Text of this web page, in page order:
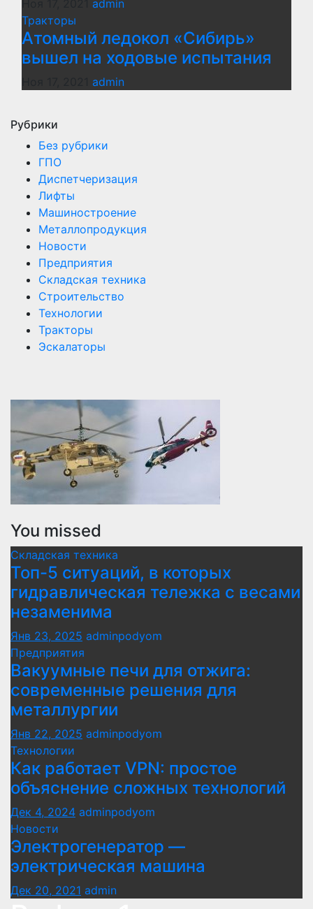
admin
Тракторы
Атомный ледокол «Сибирь»
вышел на ходовые испытания
admin
Рубрики
Без рубрики
ГПО
Диспетчеризация
Лифты
Машиностроение
Металлопродукция
Новости
Предприятия
Складская техника
Строительство
Технологии
Тракторы
Эскалаторы
You missed
Складская техника
Топ-5 ситуаций, в которых
гидравлическая тележка с весами
незаменима
Янв 23, 2025 adminpodyom
Предприятия
Вакуумные печи для отжига:
современные решения для
металлургии
Янв 22, 2025 adminpodyom
Технологии
Как работает VPN: простое
объяснение сложных технологий
Дек 4, 2024 adminpodyom
Новости
Электрогенератор —
электрическая машина
Дек 20, 2021 admin